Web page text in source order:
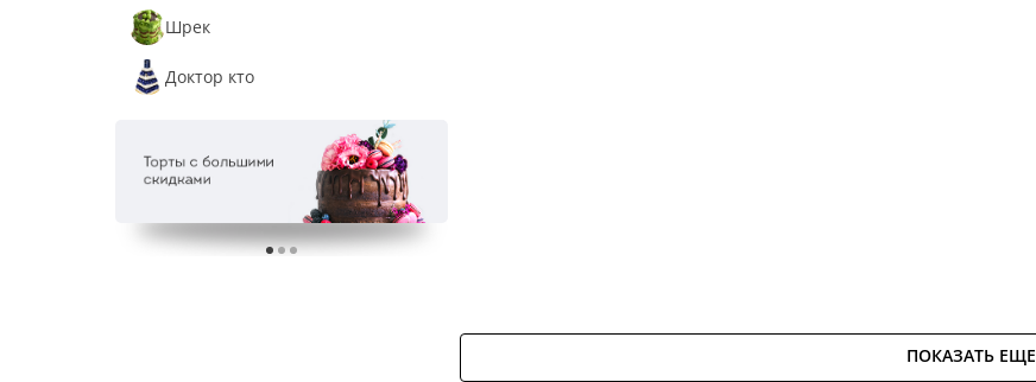
Шрек
Доктор кто
ПОКАЗАТЬ ЕЩЕ